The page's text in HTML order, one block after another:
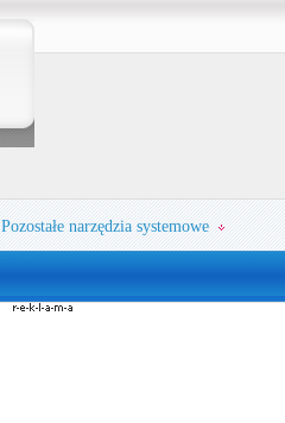
Pozostałe narzędzia systemowe